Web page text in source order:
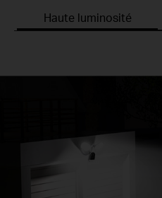
Haute luminosité